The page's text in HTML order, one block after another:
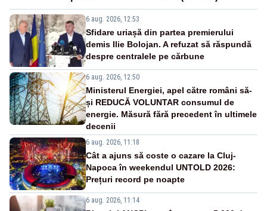
6 aug. 2026, 12:53
Sfidare uriașă din partea premierului
demis Ilie Bolojan. A refuzat să răspundă
despre centralele pe cărbune
6 aug. 2026, 12:50
Ministerul Energiei, apel către români să-
și REDUCĂ VOLUNTAR consumul de
energie. Măsură fără precedent în ultimele
decenii
6 aug. 2026, 11:18
Cât a ajuns să coste o cazare la Cluj-
Napoca în weekendul UNTOLD 2026:
Prețuri record pe noapte
6 aug. 2026, 11:14